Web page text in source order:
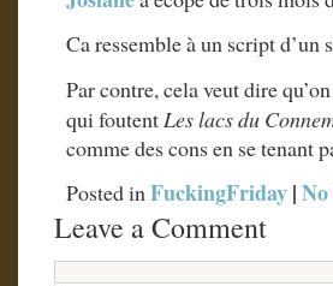
Ca ressemble à un script
Par contre, cela veut dire
qui foutent Les lacs du
comme des cons en se tenant
Posted in FuckingFriday|
Leave a Comment